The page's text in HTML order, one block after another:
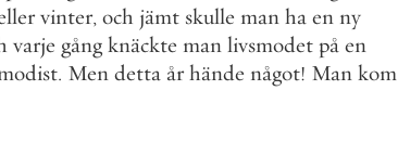
vinter, och jämt skulle man ha en ny
varje gång knäckte man livsmodet på en
. Men detta år hände något! Man kom